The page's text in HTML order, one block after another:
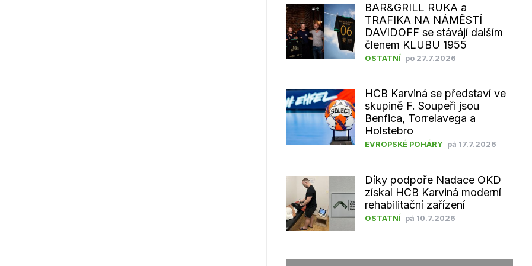
BAR&GRILL RUKA a
TRAFIKA NA NÁMĚSTÍ
DAVIDOFF se stávájí dalším
členem KLUBU 1955
OSTATNÍ po 27.7.2026
HCB Karviná se představí ve
skupině F. Soupeři jsou
Benfica, Torrelavega a
Holstebro
EVROPSKÉ POHÁRY pá 17.7.2026
Díky podpoře Nadace OKD
získal HCB Karviná moderní
rehabilitační zařízení
OSTATNÍ pá 10.7.2026